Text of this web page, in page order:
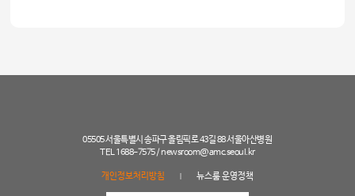
05505 서울특별시 송파구 올림픽로 43길 88 서울아산병원
TEL 1688-7575 /newsroom@amc.seoul.kr
개인정보처리방침 뉴스룸 운영정책